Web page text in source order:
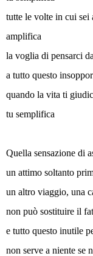
tutte le volte in cui sei
amplifica
la voglia di pensarci
a tutto questo
quando la vita ti
tu semplifica
Quella sensazione di
un attimo soltanto
un altro viaggio, una
non può sostituire il
e tutto questo inutile
non serve a niente se